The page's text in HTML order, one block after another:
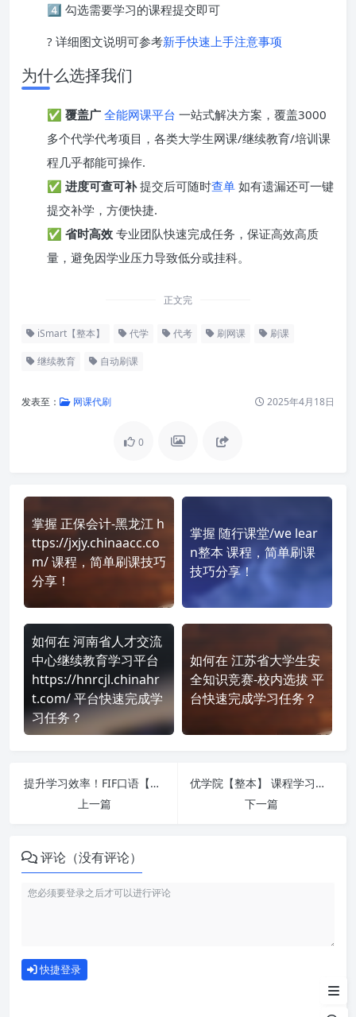
4️⃣ 勾选需要学习的课程提交即可
? 详细图文说明可参考新手快速上手注意事项
为什么选择我们
✅ 覆盖广 全能网课平台 一站式解决方案，覆盖3000
多个代学代考项目，各类大学生网课/继续教育/培训课
程几乎都能可操作.
✅ 进度可查可补提交后可随时查单 如有遗漏还可一键
提交补学，方便快捷.
✅ 省时高效 专业团队快速完成任务，保证高效高质
量，避免因学业压力导致低分或挂科。
正文完
iSmart【整本】 代学 代考 刷网课 刷课
继续教育 自动刷课
发表至： 网课代刷 2025年4月18日
0
掌握 正保会计-黑龙江 h
ttps://jxjy.chinaacc.co
m/ 课程，简单刷课技巧
分享！
掌握 随行课堂/we lear
n整本 课程，简单刷课
技巧分享！
如何在 河南省人才交流
中心继续教育学习平台
https://hnrcjl.chinahr
t.com/ 平台快速完成学
习任务？
如何在 江苏省大学生安
全知识竞赛-校内选拔 平
台快速完成学习任务？
提升学习效率！FIF口语【单元】 刷课方法全揭秘
上一篇
优学院【整本】 课程学习无压力！教你高效刷题技巧
下一篇
评论（没有评论）
快捷登录